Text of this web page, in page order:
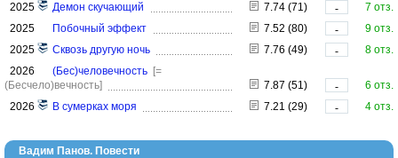
2025
Демон скучающий 7.74 (71) -
7 отз.
2025
Побочный эффект 7.52 (80) -
9 отз.
2025
Сквозь другую ночь 7.76 (49) -
8 отз.
2026
(Бес)человечность [=
(Бесчело)вечность]
7.87 (51) -
6 отз.
2026
В сумерках моря 7.21 (29) - 4 отз.
Вадим Панов. Повести